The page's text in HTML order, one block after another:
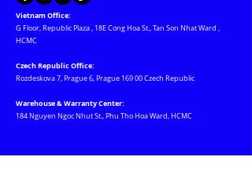
Vietnam Office:
G Floor, Republic Plaza, 18E Cong Hoa St., Tan Son Nhat Ward ,
HCMC
Czech Republic Office:
Rozdeskova 7, Prague 6, Prague 169 00 Czech Republic
Warehouse & Warranty Center:
184 Nguyen Ngoc Nhut St., Phu Tho Hoa Ward, HCMC